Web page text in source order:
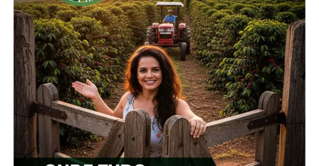
subindo 1%. As exportações deverão cair 7% para 21
milhões de toneladas, enquanto o consumo
interno está projetado em 18,5 milhões,
aumentando 3%. Os estoques deverão subir 87%
para 4,67 milhões de toneladas.
A produção de óleo de soja deverá aumentar 1%
para 10,96 milhões de toneladas. O Brasil deverá
exportar 1,5 milhão de toneladas, com queda de
36%. O consumo interno deve subir 10% para 9,5